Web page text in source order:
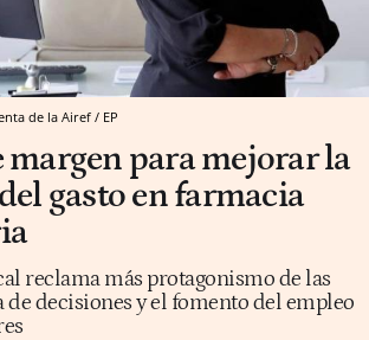
de la Airef / EP
margen para mejorar la
gasto en farmacia
reclama más protagonismo de las
de decisiones y el fomento del empleo